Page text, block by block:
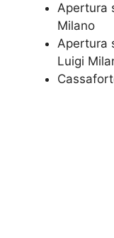
Apertura
Milano
​Apertura
Luigi